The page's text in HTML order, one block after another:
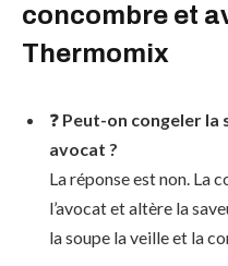
concombre et
Thermomix
❓ Peut-on congeler la
avocat ?
La réponse est non. La
l’avocat et altère la
la soupe la veille et la